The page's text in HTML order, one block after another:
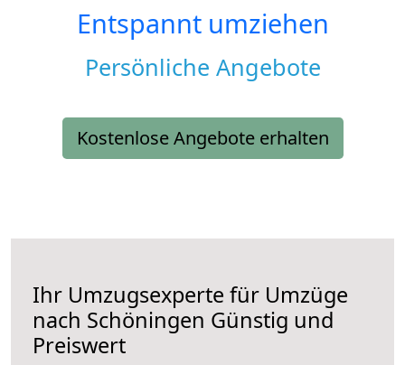
Entspannt umziehen
Persönliche Angebote
Kostenlose Angebote erhalten
Ihr Umzugsexperte für Umzüge
nach Schöningen Günstig und
Preiswert